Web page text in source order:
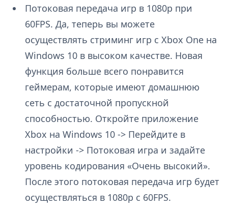
Потоковая передача игр в 1080p при
60FPS. Да, теперь вы можете
осуществлять стриминг игр с Xbox One на
Windows 10 в высоком качестве. Новая
функция больше всего понравится
геймерам, которые имеют домашнюю
сеть с достаточной пропускной
способностью. Откройте приложение
Xbox на Windows 10 -> Перейдите в
настройки -> Потоковая игра и задайте
уровень кодирования «Очень высокий».
После этого потоковая передача игр будет
осуществляться в 1080p с 60FPS.